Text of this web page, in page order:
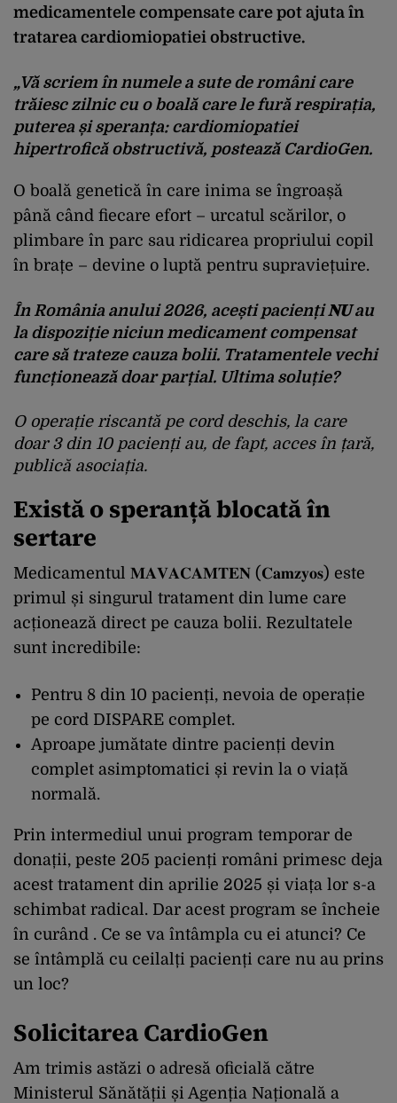
medicamentele compensate care pot ajuta în
tratarea cardiomiopatiei obstructive.
„Vă scriem în numele a sute de români care
trăiesc zilnic cu o boală care le fură respirația,
puterea și speranța: cardiomiopatiei
hipertrofică obstructivă, postează CardioGen.
O boală genetică în care inima se îngroașă
până când fiecare efort – urcatul scărilor, o
plimbare în parc sau ridicarea propriului copil
în brațe – devine o luptă pentru supraviețuire.
În România anului 2026, acești pacienți 𝐍𝐔 au
la dispoziție niciun medicament compensat
care să trateze cauza bolii. Tratamentele vechi
funcționează doar parțial. Ultima soluție?
O operație riscantă pe cord deschis, la care
doar 3 din 10 pacienți au, de fapt, acces în țară,
publică asociația.
Există o speranță blocată în
sertare
Medicamentul 𝐌𝐀𝐕𝐀𝐂𝐀𝐌𝐓𝐄𝐍 (𝐂𝐚𝐦𝐳𝐲𝐨𝐬) este
primul și singurul tratament din lume care
acționează direct pe cauza bolii. Rezultatele
sunt incredibile:
Pentru 8 din 10 pacienți, nevoia de operație
pe cord DISPARE complet.
Aproape jumătate dintre pacienți devin
complet asimptomatici și revin la o viață
normală.
Prin intermediul unui program temporar de
donații, peste 205 pacienți români primesc deja
acest tratament din aprilie 2025 și viața lor s-a
schimbat radical. Dar acest program se încheie
în curând . Ce se va întâmpla cu ei atunci? Ce
se întâmplă cu ceilalți pacienți care nu au prins
un loc?
Solicitarea CardioGen
Am trimis astăzi o adresă oficială către
Ministerul Sănătății și Agenția Națională a